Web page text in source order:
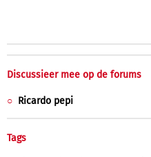
Discussieer mee op de forums
Ricardo pepi
Tags